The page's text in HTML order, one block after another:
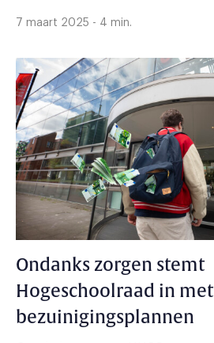
7 maart 2025 - 4 min.
Ondanks zorgen stemt
Hogeschoolraad in met
bezuinigingsplannen